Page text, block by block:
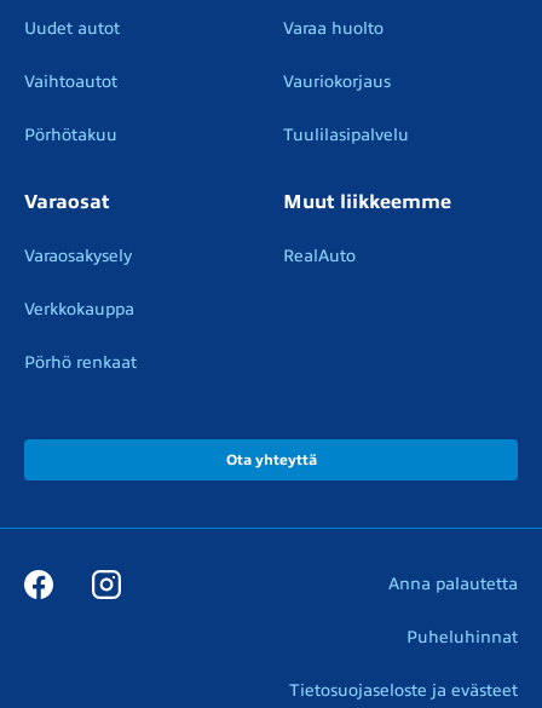
Uudet autot
Vaihtoautot
Pörhötakuu
Varaa huolto
Vauriokorjaus
Tuulilasipalvelu
Varaosat
Varaosakysely
Verkkokauppa
Pörhö renkaat
Muut liikkeemme
RealAuto
Ota yhteyttä
Anna palautetta
Puheluhinnat
Tietosuojaseloste ja evästeet